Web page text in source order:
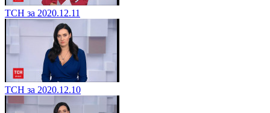
ТСН за 2020.12.11
ТСН за 2020.12.10